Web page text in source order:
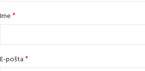
Ime*
E-pošta*